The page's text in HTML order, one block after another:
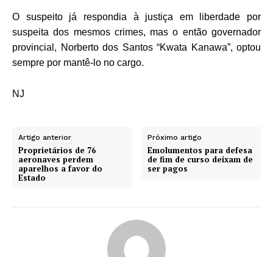
O suspeito já respondia à justiça em liberdade por
suspeita dos mesmos crimes, mas o então governador
provincial, Norberto dos Santos “Kwata Kanawa”, optou
sempre por mantê-lo no cargo.
NJ
Artigo anterior
Proprietários de 76
aeronaves perdem
aparelhos a favor do
Estado
Próximo artigo
Emolumentos para defesa
de fim de curso deixam de
ser pagos